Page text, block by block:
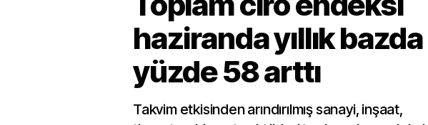
haziranda yıllık bazda
yüzde 58 arttı
Takvim etkisinden arındırılmış sanayi, inşaat,